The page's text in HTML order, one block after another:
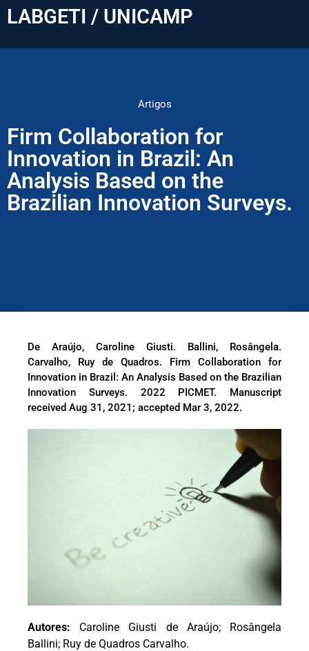
LABGETI / UNICAMP
Artigos
Firm Collaboration for
Innovation in Brazil: An
Analysis Based on the
Brazilian Innovation Surveys.
De Araújo, Caroline Giusti. Ballini, Rosângela.
Carvalho, Ruy de Quadros. Firm Collaboration for
Innovation in Brazil: An Analysis Based on the Brazilian
Innovation Surveys. 2022 PICMET. Manuscript
received Aug 31, 2021; accepted Mar 3, 2022.
Autores: Caroline Giusti de Araújo; Rosângela
Ballini; Ruy de Quadros Carvalho.